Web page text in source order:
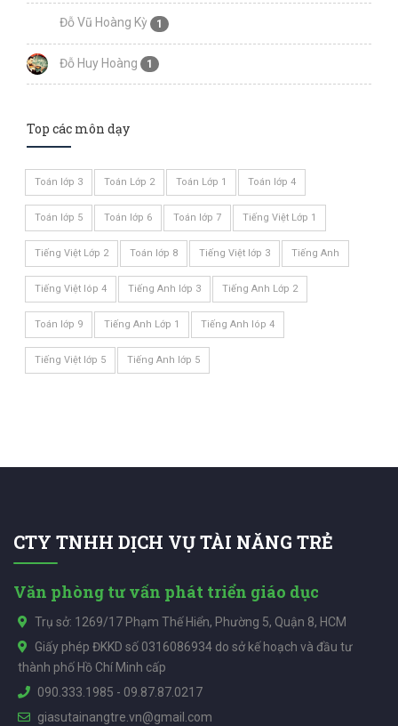
Đỗ Vũ Hoàng Kỳ 1
Đỗ Huy Hoàng 1
Top các môn dạy
Toán lớp 3 Toán Lớp 2 Toán Lớp 1 Toán lớp 4
Toán lớp 5 Toán lớp 6 Toán lớp 7 Tiếng Việt Lớp 1
Tiếng Việt Lớp 2 Toán lớp 8 Tiếng Việt lớp 3 Tiếng Anh
Tiếng Việt lóp 4 Tiếng Anh lớp 3 Tiếng Anh Lớp 2
Toán lớp 9 Tiếng Anh Lớp 1 Tiếng Anh lóp 4
Tiếng Việt lớp 5 Tiếng Anh lớp 5
CTY TNHH DỊCH VỤ TÀI NĂNG TRẺ
Văn phòng tư vấn phát triển giáo dục
Trụ sở: 1269/17 Phạm Thế Hiển, Phường 5, Quận 8, HCM
Giấy phép ĐKKD số 0316086934 do sở kế hoạch và đầu tư
thành phố Hồ Chí Minh cấp
090.333.1985 - 09.87.87.0217
giasutainangtre.vn@gmail.com